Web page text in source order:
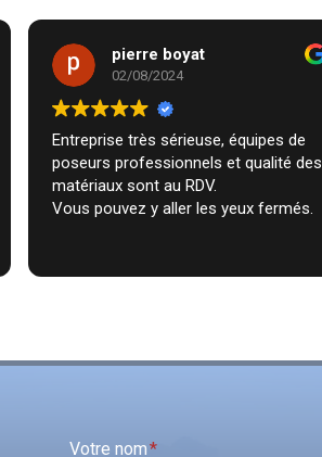
pierre boyat
02/08/2024
Entreprise très sérieuse, équipes de
poseurs professionnels et qualité des
matériaux sont au RDV.
Vous pouvez y aller les yeux fermés.
Votre nom*